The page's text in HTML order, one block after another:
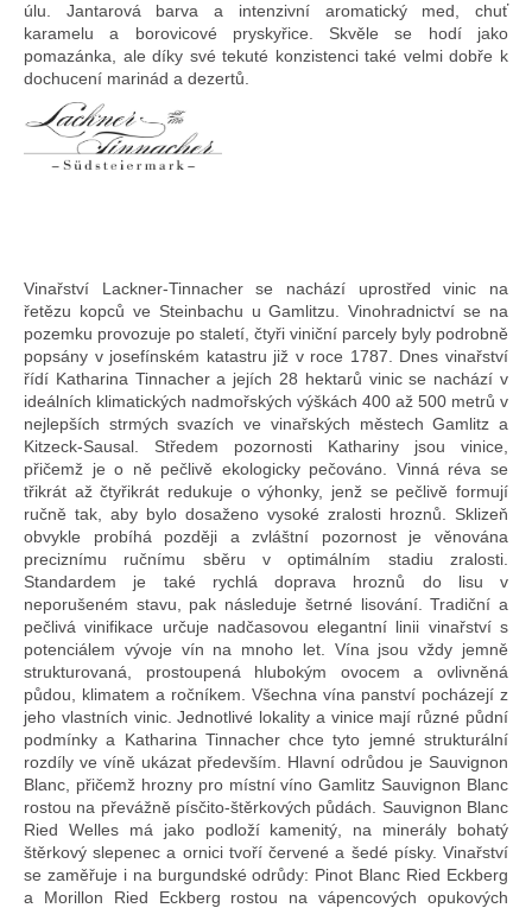
úlu. Jantarová barva a intenzivní aromatický med, chuť
karamelu a borovicové pryskyřice. Skvěle se hodí jako
pomazánka, ale díky své tekuté konzistenci také velmi dobře k
dochucení marinád a dezertů.
Vinařství Lackner-Tinnacher se nachází uprostřed vinic na
řetězu kopců ve Steinbachu u Gamlitzu. Vinohradnictví se na
pozemku provozuje po staletí, čtyři viniční parcely byly podrobně
popsány v josefínském katastru již v roce 1787. Dnes vinařství
řídí Katharina Tinnacher a jejích 28 hektarů vinic se nachází v
ideálních klimatických nadmořských výškách 400 až 500 metrů v
nejlepších strmých svazích ve vinařských městech Gamlitz a
Kitzeck-Sausal. Středem pozornosti Kathariny jsou vinice,
přičemž je o ně pečlivě ekologicky pečováno. Vinná réva se
třikrát až čtyřikrát redukuje o výhonky, jenž se pečlivě formují
ručně tak, aby bylo dosaženo vysoké zralosti hroznů. Sklizeň
obvykle probíhá později a zvláštní pozornost je věnována
preciznímu ručnímu sběru v optimálním stadiu zralosti.
Standardem je také rychlá doprava hroznů do lisu v
neporušeném stavu, pak následuje šetrné lisování. Tradiční a
pečlivá vinifikace určuje nadčasovou elegantní linii vinařství s
potenciálem vývoje vín na mnoho let. Vína jsou vždy jemně
strukturovaná, prostoupená hlubokým ovocem a ovlivněná
půdou, klimatem a ročníkem. Všechna vína panství pocházejí z
jeho vlastních vinic. Jednotlivé lokality a vinice mají různé půdní
podmínky a Katharina Tinnacher chce tyto jemné strukturální
rozdíly ve víně ukázat především. Hlavní odrůdou je Sauvignon
Blanc, přičemž hrozny pro místní víno Gamlitz Sauvignon Blanc
rostou na převážně písčito-štěrkových půdách. Sauvignon Blanc
Ried Welles má jako podloží kamenitý, na minerály bohatý
štěrkový slepenec a ornici tvoří červené a šedé písky. Vinařství
se zaměřuje i na burgundské odrůdy: Pinot Blanc Ried Eckberg
a Morillon Ried Eckberg rostou na vápencových opukových